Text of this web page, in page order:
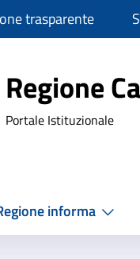
trasparente
Regione
Portale Istituzionale
informa